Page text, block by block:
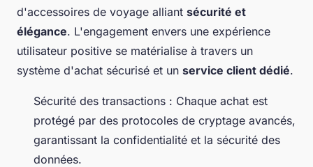
d'accessoires de voyage alliant sécurité et
élégance. L'engagement envers une expérience
utilisateur positive se matérialise à travers un
système d'achat sécurisé et un service client dédié.
Sécurité des transactions : Chaque achat est
protégé par des protocoles de cryptage avancés,
garantissant la confidentialité et la sécurité des
données.